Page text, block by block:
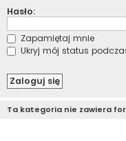
Hasło:
Zapamiętaj mnie
Ukryj mój status
Ta kategoria nie zawiera